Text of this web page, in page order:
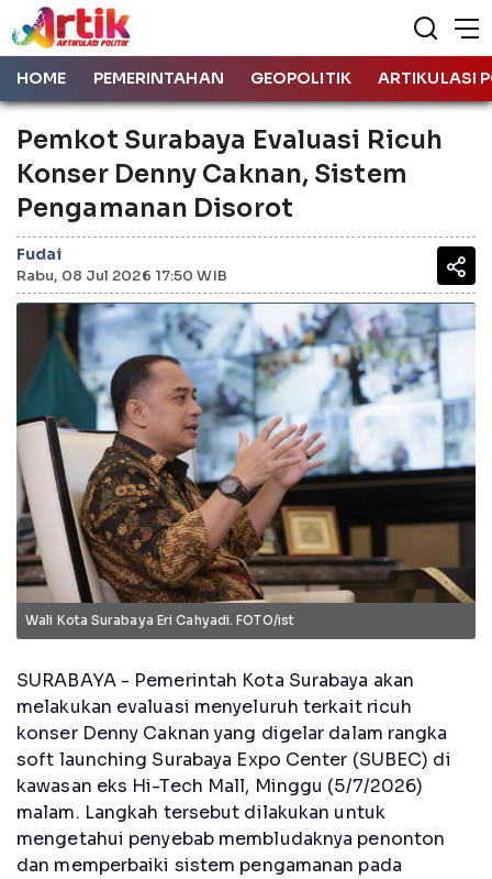
HOME PEMERINTAHAN GEOPOLITIK ARTIKULASI
Pemkot Surabaya Evaluasi Ricuh
Konser Denny Caknan, Sistem
Pengamanan Disorot
Fudai
Rabu, 08 Jul 2026 17:50 WIB
Wali Kota Surabaya Eri Cahyadi. FOTO/ist
SURABAYA - Pemerintah Kota Surabaya akan
melakukan evaluasi menyeluruh terkait ricuh
konser Denny Caknan yang digelar dalam rangka
soft launching Surabaya Expo Center (SUBEC) di
kawasan eks Hi-Tech Mall, Minggu (5/7/2026)
malam. Langkah tersebut dilakukan untuk
mengetahui penyebab membludaknya penonton
dan memperbaiki sistem pengamanan pada